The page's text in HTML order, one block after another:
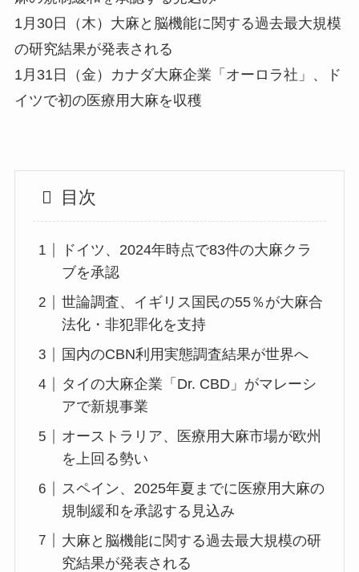
1月30日（木）大麻と脳機能に関する過去最大規模
の研究結果が発表される
1月31日（金）カナダ大麻企業「オーロラ社」、ド
イツで初の医療用大麻を収穫
目次
ドイツ、2024年時点で83件の大麻クラ
ブを承認
世論調査、イギリス国民の55％が大麻合
法化・非犯罪化を支持
国内のCBN利用実態調査結果が世界へ
タイの大麻企業「Dr. CBD」がマレーシ
アで新規事業
オーストラリア、医療用大麻市場が欧州
を上回る勢い
スペイン、2025年夏までに医療用大麻の
規制緩和を承認する見込み
大麻と脳機能に関する過去最大規模の研
究結果が発表される